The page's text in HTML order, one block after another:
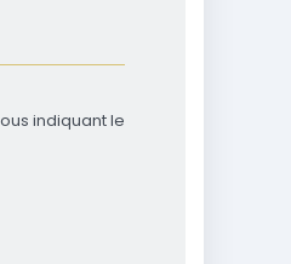
indiquant le